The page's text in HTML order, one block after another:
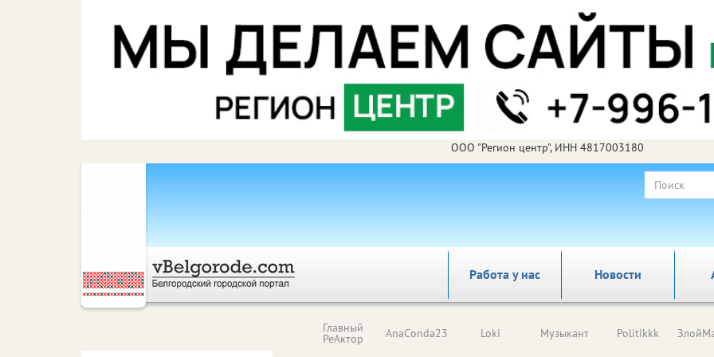
ООО "Регион центр", ИНН 4817003180
Работа у нас Новости
Главный
РеАктор AnaConda23 Loki Музыкант Politikkk